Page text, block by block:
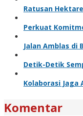
Ratusan
Perkuat
Jalan Amblas di
Detik-Detik
Kolaborasi Jaga
Komentar